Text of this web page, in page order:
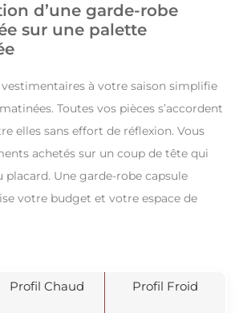
d’une garde-robe
sur une palette
à votre saison simplifie
Toutes vos pièces s’accordent
elles sans effort de réflexion. Vous
achetés sur un coup de tête qui
placard. Une garde-robe capsule
votre budget et votre espace de
Profil Chaud Profil Froid